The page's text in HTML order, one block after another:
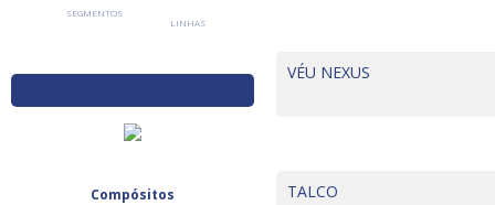
SEGMENTOS
LINHAS
Compósitos
VÉU NEXUS
TALCO